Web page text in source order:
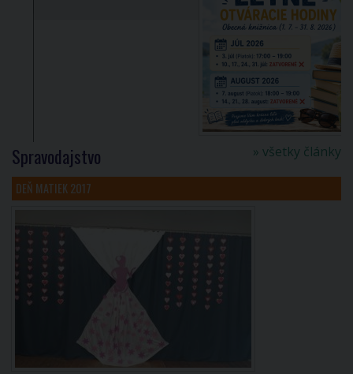
» všetky články
Spravodajstvo
DEŇ MATIEK 2017